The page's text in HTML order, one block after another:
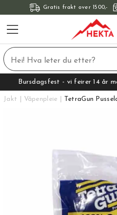
Gratis frakt over 1500,-
Bursdagsfest - vi feirer 14 år
Jakt Våpenpleie TetraGun